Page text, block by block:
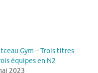
Gym – Trois titres
équipes en N2
2023